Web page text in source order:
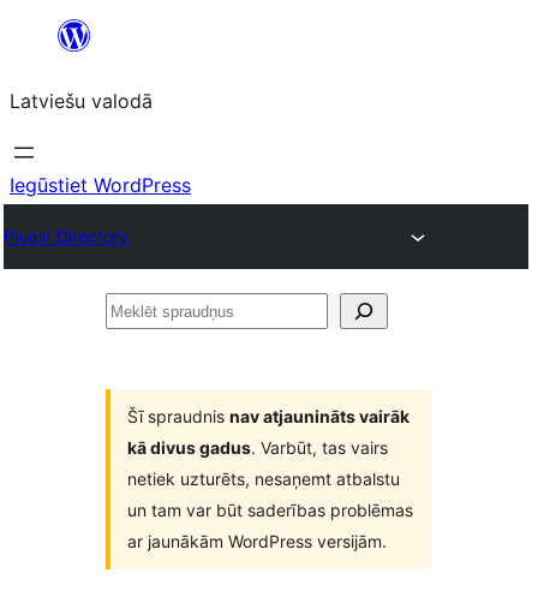
Pāriet
saturu
Latviešu valodā
Iegūstiet WordPress
Plugin Directory
Meklēt
Šī spraudnis nav atjaunināts vairāk
kā divus gadus. Varbūt, tas vairs
netiek uzturēts, nesaņemt atbalstu
un tam var būt saderības problēmas
ar jaunākām WordPress versijām.